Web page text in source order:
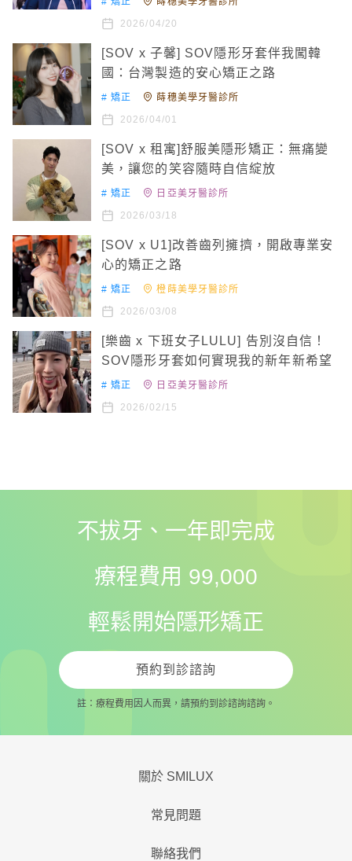
2026/04/20
[SOV x 子馨] SOV隱形牙套伴我闖韓
國：台灣製造的安心矯正之路
#矯正
蒔穗美學牙醫診所
2026/04/01
[SOV x 租寓]舒服美隱形矯正：無痛變
美，讓您的笑容隨時自信綻放
#矯正
日亞美牙醫診所
2026/03/18
[SOV x U1]改善齒列擁擠，開啟專業安
心的矯正之路
#矯正
橙蒔美學牙醫診所
2026/03/08
[樂齒 x 下班女子LULU] 告別沒自信！
SOV隱形牙套如何實現我的新年新希望
#矯正
日亞美牙醫診所
2026/02/15
不拔牙、一年即完成
療程費用 99,000
輕鬆開始隱形矯正
預約到診諮詢
註：療程費用因人而異，請預約到診諮詢諮詢。
關於 SMILUX
常見問題
聯絡我們